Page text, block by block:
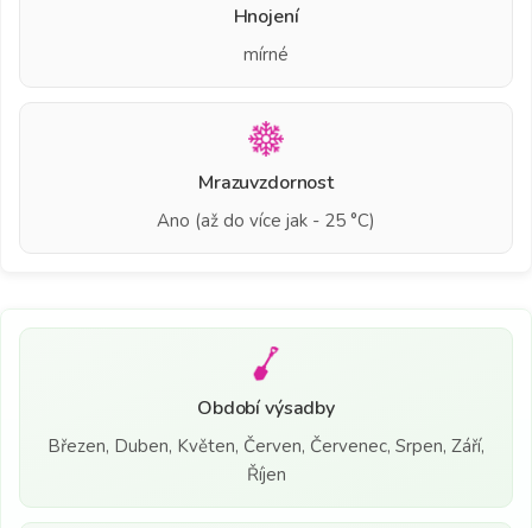
Hnojení
mírné
Mrazuvzdornost
Ano (až do více jak - 25 °C)
Období výsadby
Březen, Duben, Květen, Červen, Červenec, Srpen, Září,
Říjen